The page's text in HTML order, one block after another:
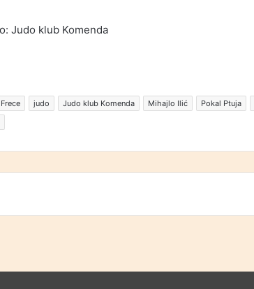
Judo klub Komenda
judo Judo klub Komenda Mihajlo Ilić Pokal Ptuja